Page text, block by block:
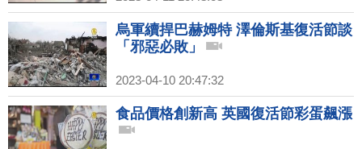
烏軍續捍巴赫姆特 澤倫斯基復活節談
「邪惡必敗」
2023-04-10 20:47:32
食品價格創新高 英國復活節彩蛋飆漲